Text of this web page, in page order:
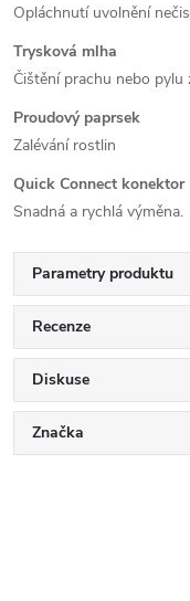
Opláchnutí uvolnění
Trysková mlha
Čištění prachu nebo
Proudový paprsek
Zalévání rostlin
Quick Connect konektor
Snadná a rychlá výměna.
Parametry produktu
Recenze
Diskuse
Značka